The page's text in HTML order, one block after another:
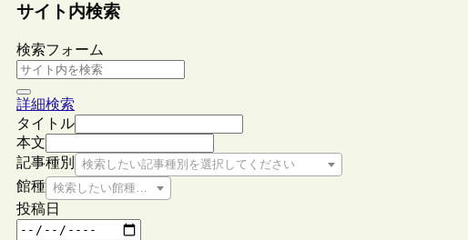
サイト内検索
検索フォーム
詳細検索
タイトル
本文
記事種別
検索したい記事種別を選択してください
館種 検索したい館種を選択してください
投稿日